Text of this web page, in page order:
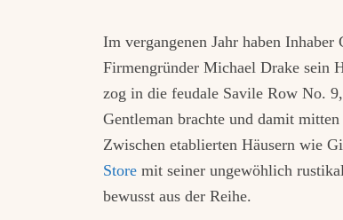
Im vergangenen Jahr haben
Firmengründer Michael Drake sein
zog in die feudale Savile Row No.
Gentleman brachte und damit
Zwischen etablierten Häusern wie
Store mit seiner ungewöhlich
bewusst aus der Reihe.